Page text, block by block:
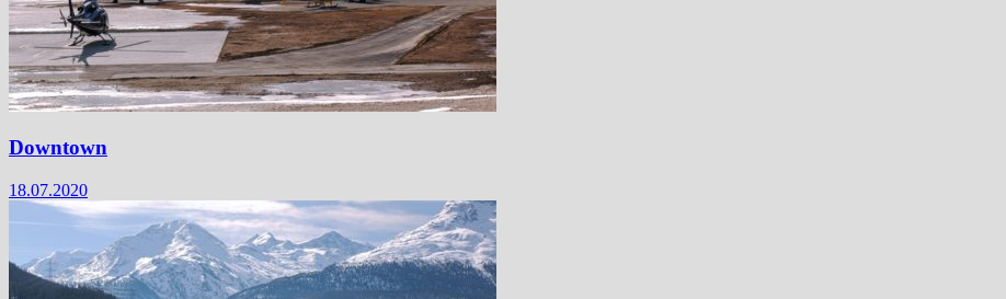
Downtown
18.07.2020